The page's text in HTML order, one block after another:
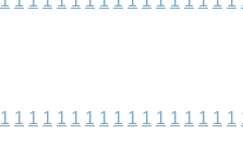
1 1 1 1 1 1 1 1 1 1 1 1 1 1 1 1 1